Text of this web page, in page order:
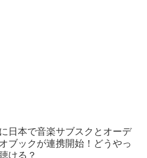
日本で音楽サブスクとオーデ
ブックが連携開始！どうやっ
ける？